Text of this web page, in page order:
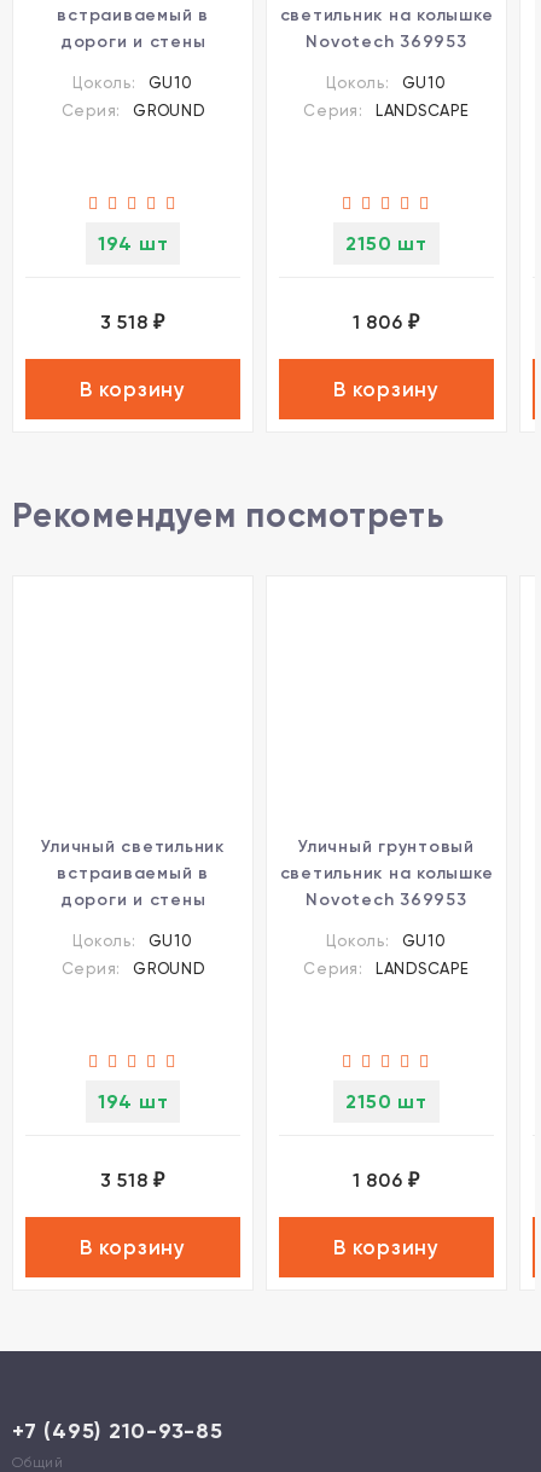
встраиваемый в
дороги и стены
GROUND IP67 под
лампу 1xGU10 9W
Цоколь:
GU10
Серия:
GROUND
194 шт
3 518₽
В корзину
светильник на колышке
Novotech 369953
лампу 1xGU10 9W
Цоколь:
GU10
Серия:
LANDSCAPE
2150 шт
1 806₽
В корзину
Рекомендуем посмотреть
Уличный светильник
встраиваемый в
дороги и стены
GROUND IP67 под
лампу 1xGU10 9W
Цоколь:
GU10
Серия:
GROUND
194 шт
3 518₽
В корзину
Уличный грунтовый
светильник на колышке
Novotech 369953
лампу 1xGU10 9W
Цоколь:
GU10
Серия:
LANDSCAPE
2150 шт
1 806₽
В корзину
+7 (495) 210-93-85
Общий